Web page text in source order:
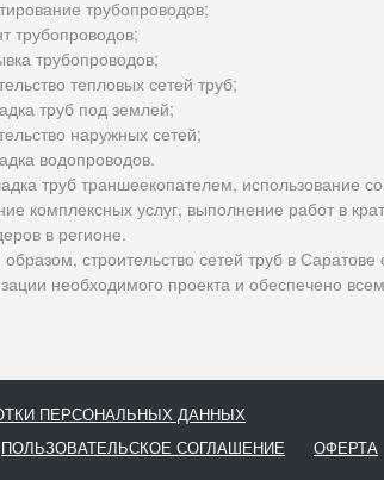
трубопроводов;
трубопроводов;
трубопроводов;
тепловых сетей труб;
труб под землей;
наружных сетей;
водопроводов.
труб траншеекопателем, использование
комплексных услуг, выполнение работ в
в регионе.
строительство сетей труб в
необходимого проекта и обеспечено
ПЕРСОНАЛЬНЫХ ДАННЫХ
ПОЛЬЗОВАТЕЛЬСКОЕ СОГЛАШЕНИЕ
ОФЕРТА